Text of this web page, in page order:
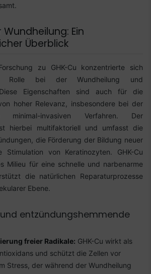
Ein
Überblick
zu GHK-Cu konzentrierte sich
Rolle bei der Wundheilung und
Diese Eigenschaften sind auch für die
hoher Relevanz, insbesondere bei der
minimal-invasiven Verfahren. Der
hierbei multifaktoriell und umfasst die
die Förderung der Bildung neuer
von Keratinozyten. GHK-Cu
Milieu für eine schnelle und narbenarme
die natürlichen Reparaturprozesse
Ebene.
entzündungshemmende
freier Radikale: GHK-Cu wirkt als
und schützt die Zellen vor
Stress, der während der Wundheilung